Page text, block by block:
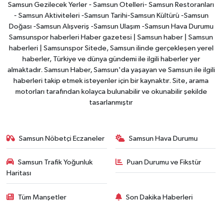
Samsun Gezilecek Yerler - Samsun Otelleri- Samsun Restoranları
- Samsun Aktiviteleri -Samsun Tarihi-Samsun Kültürü -Samsun
Doğası -Samsun Alışveriş -Samsun Ulaşım -Samsun Hava Durumu
Samsunspor haberleri Haber gazetesi | Samsun haber | Samsun
haberleri | Samsunspor Sitede, Samsun ilinde gerçekleşen yerel
haberler, Türkiye ve dünya gündemi ile ilgili haberler yer
almaktadır. Samsun Haber, Samsun'da yaşayan ve Samsun ile ilgili
haberleri takip etmek isteyenler için bir kaynaktır. Site, arama
motorları tarafından kolayca bulunabilir ve okunabilir şekilde
tasarlanmıştır
Samsun Nöbetçi Eczaneler Samsun Hava Durumu
Samsun Trafik Yoğunluk
Haritası
Puan Durumu ve Fikstür
Tüm Manşetler Son Dakika Haberleri